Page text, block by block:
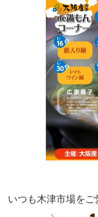
いつも木津市場をご